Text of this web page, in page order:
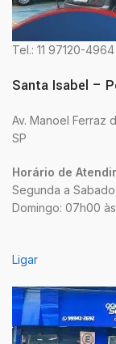
Tel.: 11 97120-4964
Santa Isabel –
Av. Manoel Ferraz
SP
Horário de
Segunda a
Domingo: 07h00
Ligar